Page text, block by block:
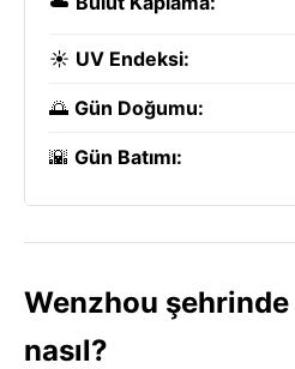
☀️ UV Endeksi:
🌅 Gün Doğumu:
🌇 Gün Batımı:
Wenzhou şehrinde
nasıl?